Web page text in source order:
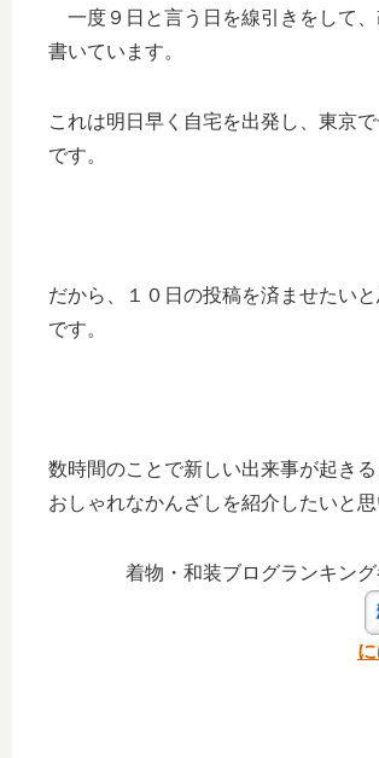
一度９日と言う日を線引きをして
書いています。
これは明日早く自宅を出発し、東京
です。
だから、１０日の投稿を済ませたい
です。
数時間のことで新しい出来事が起きる
おしゃれなかんざしを紹介したいと思
着物・和装ブログランキング